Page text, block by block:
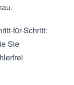
für-Schritt:
Sie